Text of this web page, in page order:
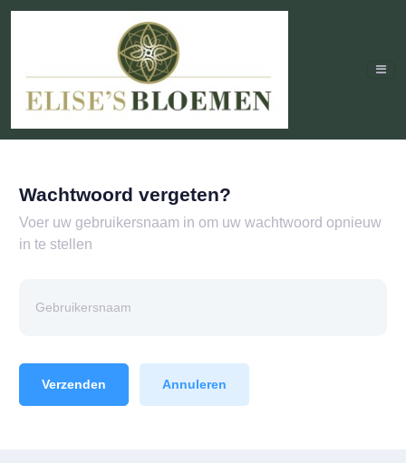
Wachtwoord vergeten?
Voer uw gebruikersnaam in om uw wachtwoord opnieuw
in te stellen
Verzenden Annuleren